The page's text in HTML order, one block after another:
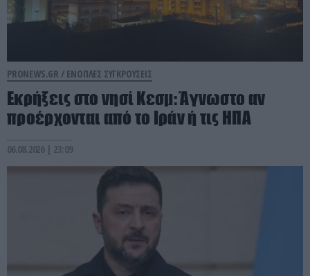
PRONEWS.GR / ΕΝΟΠΛΕΣ ΣΥΓΚΡΟΥΣΕΙΣ
Εκρήξεις στο νησί Κεσμ: Άγνωστο αν
προέρχονται από το Ιράν ή τις ΗΠΑ
06.08.2026 | 23:09